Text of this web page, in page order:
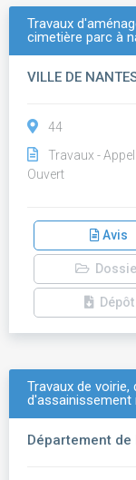
Travaux
cimetière parc à
VILLE DE
44
Travaux -
Ouvert
Avis
Dépôt
Travaux de
d'assainissement
Département de